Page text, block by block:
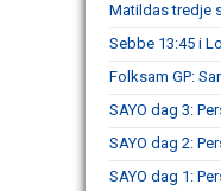
Matildas tredje
Sebbe 13:45 i
Folksam GP:
SAYO dag 3:
SAYO dag 2:
SAYO dag 1: